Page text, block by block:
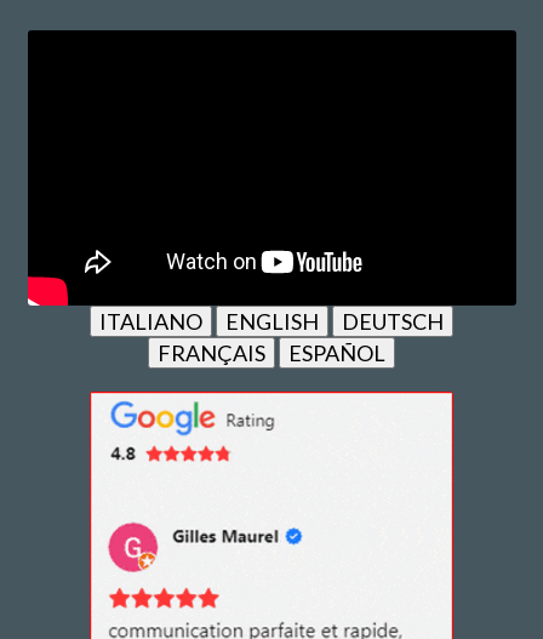
ITALIANO ENGLISH
DEUTSCH
FRANÇAIS
ESPAÑOL